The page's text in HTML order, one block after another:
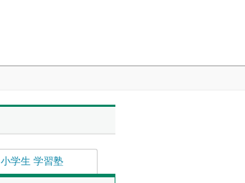
小学生 学習塾